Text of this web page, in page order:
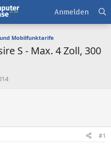
Anmelden
Mobilfunktarife
S - Max. 4 Zoll, 300
#1